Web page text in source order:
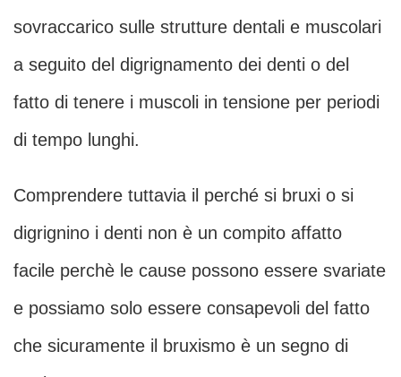
sovraccarico sulle strutture dentali e muscolari
a seguito del digrignamento dei denti o del
fatto di tenere i muscoli in tensione per periodi
di tempo lunghi.
Comprendere tuttavia il perché si bruxi o si
digrignino i denti non è un compito affatto
facile perchè le cause possono essere svariate
e possiamo solo essere consapevoli del fatto
che sicuramente il bruxismo è un segno di